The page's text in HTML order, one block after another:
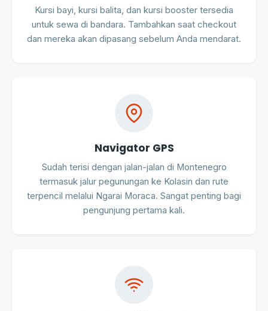
Kursi bayi, kursi balita, dan kursi booster tersedia
untuk sewa di bandara. Tambahkan saat checkout
dan mereka akan dipasang sebelum Anda mendarat.
Navigator GPS
Sudah terisi dengan jalan-jalan di Montenegro
termasuk jalur pegunungan ke Kolasin dan rute
terpencil melalui Ngarai Moraca. Sangat penting bagi
pengunjung pertama kali.